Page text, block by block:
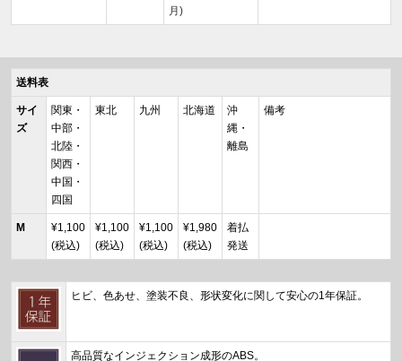
月)
送料表
サイ
ズ
関東・
中部・
北陸・
関西・
中国・
四国
東北 九州 北海道
沖
縄・
離島
備考
M
¥1,100
(税込)
¥1,100
(税込)
¥1,100
(税込)
¥1,980
(税込)
着払
発送
ヒビ、色あせ、塗装不良、形状変化に関して安心の1年保証。
高品質なインジェクション成形のABS。